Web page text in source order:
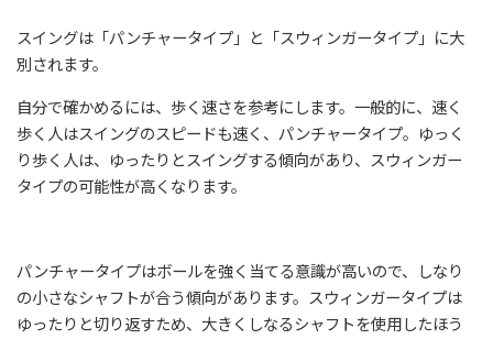
スイングは「パンチャータイプ」と「スウィンガータイプ」に大
別されます。
自分で確かめるには、歩く速さを参考にします。一般的に、速く
歩く人はスイングのスピードも速く、パンチャータイプ。ゆっく
り歩く人は、ゆったりとスイングする傾向があり、スウィンガー
タイプの可能性が高くなります。
パンチャータイプはボールを強く当てる意識が高いので、しなり
の小さなシャフトが合う傾向があります。スウィンガータイプは
ゆったりと切り返すため、大きくしなるシャフトを使用したほう